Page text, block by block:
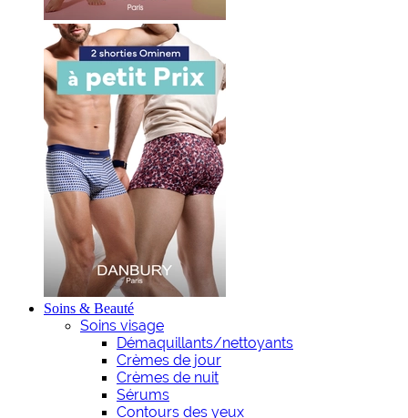
Soins & Beauté
Soins visage
Démaquillants/nettoyants
Crèmes de jour
Crèmes de nuit
Sérums
Contours des yeux